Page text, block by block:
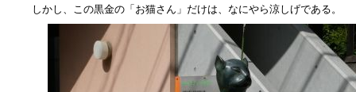
しかし、この黒金の「お猫さん」だけは、なにやら涼しげである。